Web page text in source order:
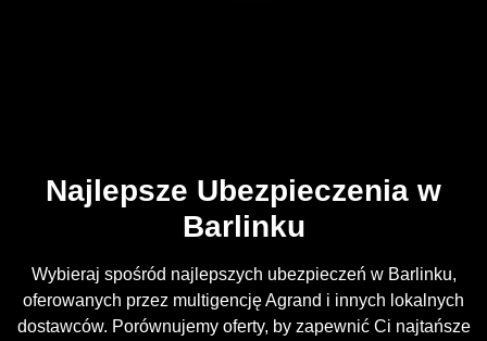
Najlepsze Ubezpieczenia w
Barlinku
Wybieraj spośród najlepszych ubezpieczeń w Barlinku,
oferowanych przez multigencję Agrand i innych lokalnych
dostawców. Porównujemy oferty, by zapewnić Ci najtańsze